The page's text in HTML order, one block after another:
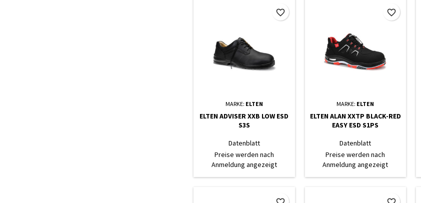
MARKE: ELTEN
ELTEN ADVISER XXB LOW ESD
S3S
Datenblatt
Preise werden nach
Anmeldung angezeigt
favorite_border
MARKE: ELTEN
ELTEN ALAN XXTP BLACK-RED
EASY ESD S1PS
Datenblatt
Preise werden nach
Anmeldung angezeigt
favorite_border